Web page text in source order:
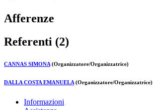
Afferenze
Referenti (2)
CANNAS SIMONA (Organizzatore/Organizzatrice)
DALLA COSTA EMANUELA (Organizzatore/Organizzatrice)
Informazioni